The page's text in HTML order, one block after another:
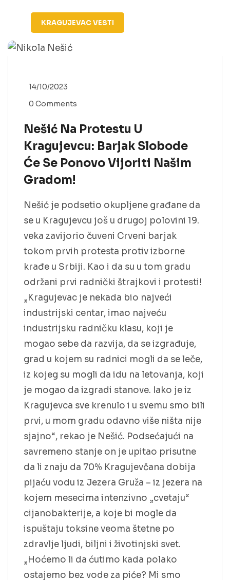
KRAGUJEVACVESTI
14/10/2023
0 Comments
Nešić Na Protestu U
Kragujevcu: Barjak Slobode
Će Se Ponovo Vijoriti Našim
Gradom!
Nešić je podsetio okupljene građane da
se u Kragujevcu još u drugoj polovini 19.
veka zavijorio čuveni Crveni barjak
tokom prvih protesta protiv izborne
krađe u Srbiji. Kao i da su u tom gradu
održani prvi radnički štrajkovi i protesti!
„Kragujevac je nekada bio najveći
industrijski centar, imao najveću
industrijsku radničku klasu, koji je
mogao sebe da razvija, da se izgrađuje,
grad u kojem su radnici mogli da se leče,
iz kojeg su mogli da idu na letovanja, koji
je mogao da izgradi stanove. Iako je iz
Kragujevca sve krenulo i u svemu smo bili
prvi, u mom gradu odavno više ništa nije
sjajno“, rekao je Nešić. Podsećajući na
savremeno stanje on je upitao prisutne
da li znaju da 70% Kragujevčana dobija
pijaću vodu iz Jezera Gruža – iz jezera na
kojem mesecima intenzivno „cvetaju“
cijanobakterije, a koje bi mogle da
ispuštaju toksine veoma štetne po
zdravlje ljudi, biljni i životinjski svet.
„Hoćemo li da ćutimo kada polako
ostajemo bez vode za piće? Mi smo